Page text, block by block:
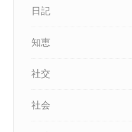
日記
知恵
社交
社会